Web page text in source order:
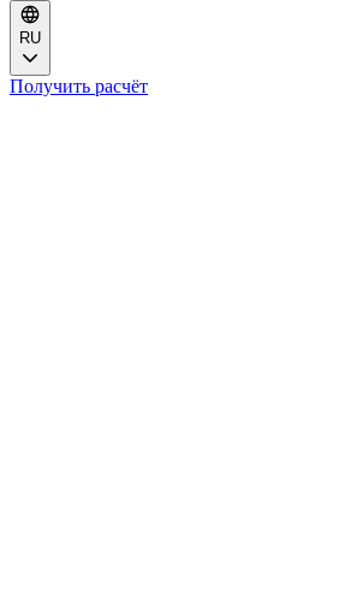
RU
Получить расчёт